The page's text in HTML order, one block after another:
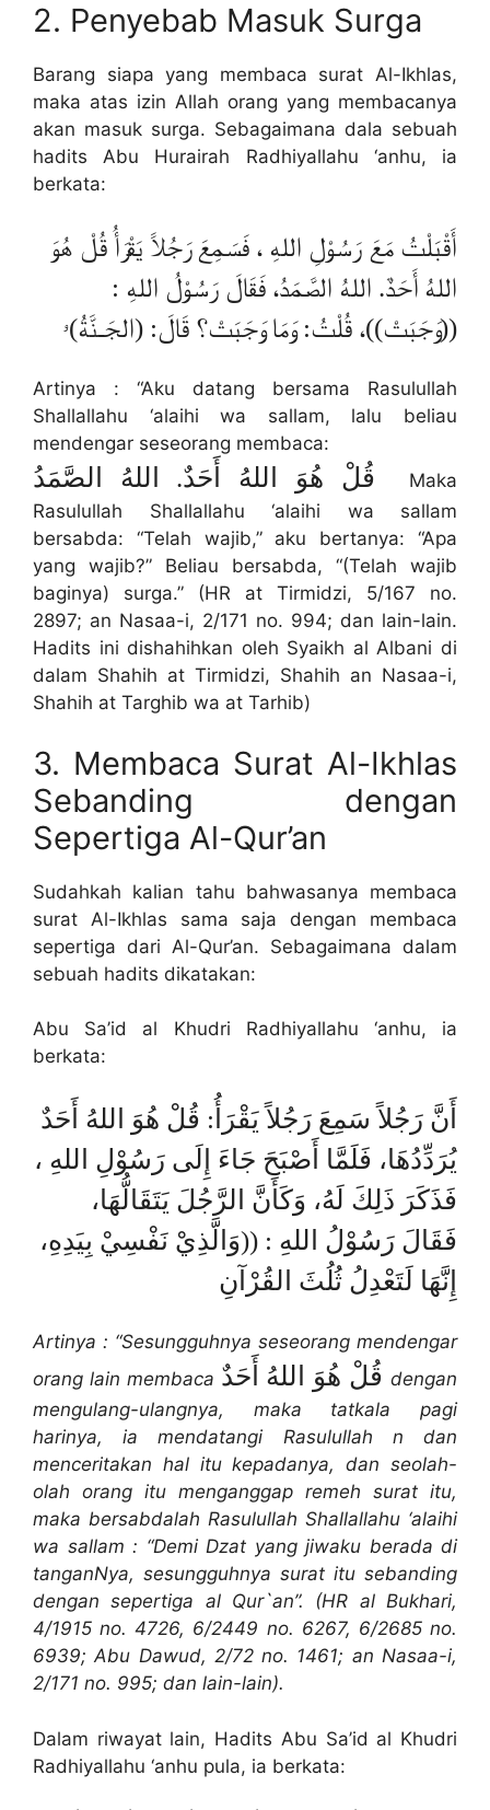
2. Penyebab Masuk Surga
Barang siapa yang membaca surat Al-Ikhlas,
maka atas izin Allah orang yang membacanya
akan masuk surga. Sebagaimana dala sebuah
hadits Abu Hurairah Radhiyallahu ‘anhu, ia
berkata:
أَقْبَلْتُ مَعَ رَسُوْلِ اللهِ ، فَسَمِعَ رَجُلاً يَقْرَأُ قُلْ هُوَ
اللهُ أَحَدٌ. اللهُ الصَّمَدُ، فَقَالَ رَسُوْلُ اللهِ :
((وَجَبَتْ))، قُلْتُ: وَمَا وَجَبَتْ؟ قَالَ: (الجَـنَّةُ)ۥ
Artinya : “Aku datang bersama Rasulullah
Shallallahu ‘alaihi wa sallam, lalu beliau
mendengar seseorang membaca:
Maka
Rasulullah Shallallahu ‘alaihi wa sallam
bersabda: “Telah wajib,” aku bertanya: “Apa
yang wajib?” Beliau bersabda, “(Telah wajib
baginya) surga.” (HR at Tirmidzi, 5/167 no.
2897; an Nasaa-i, 2/171 no. 994; dan lain-lain.
Hadits ini dishahihkan oleh Syaikh al Albani di
dalam Shahih at Tirmidzi, Shahih an Nasaa-i,
Shahih at Targhib wa at Tarhib)
3. Membaca Surat Al-Ikhlas
Sebanding dengan
Sepertiga Al-Qur’an
Sudahkah kalian tahu bahwasanya membaca
surat Al-Ikhlas sama saja dengan membaca
sepertiga dari Al-Qur’an. Sebagaimana dalam
sebuah hadits dikatakan:
Abu Sa’id al Khudri Radhiyallahu ‘anhu, ia
berkata:
أَنَّ رَجُلاً سَمِعَ رَجُلاً يَقْرَأُ: قُلْ هُوَ اللهُ أَحَدٌ
يُرَدِّدُهَا، فَلَمَّا أَصْبَحَ جَاءَ إِلَى رَسُوْلِ اللهِ ،
فَذَكَرَ ذَلِكَ لَهُ، وَكَأَنَّ الرَّجُلَ يَتَقَالُّهَا،
فَقَالَ رَسُوْلُ اللهِ : ((وَالَّذِيْ نَفْسِيْ بِيَدِهِ،
إِنَّهَا لَتَعْدِلُ ثُلُثَ القُرْآنِ
Artinya : “Sesungguhnya seseorang mendengar
orang lain membaca
قُلْ هُوَ اللهُ أَحَدٌdengan
mengulang-ulangnya, maka tatkala pagi
harinya, ia mendatangi Rasulullah n dan
menceritakan hal itu kepadanya, dan seolah-
olah orang itu menganggap remeh surat itu,
maka bersabdalah Rasulullah Shallallahu ‘alaihi
wa sallam : “Demi Dzat yang jiwaku berada di
tanganNya, sesungguhnya surat itu sebanding
dengan sepertiga al Qur`an”. (HR al Bukhari,
4/1915 no. 4726, 6/2449 no. 6267, 6/2685 no.
6939; Abu Dawud, 2/72 no. 1461; an Nasaa-i,
2/171 no. 995; dan lain-lain).
Dalam riwayat lain, Hadits Abu Sa’id al Khudri
Radhiyallahu ‘anhu pula, ia berkata: